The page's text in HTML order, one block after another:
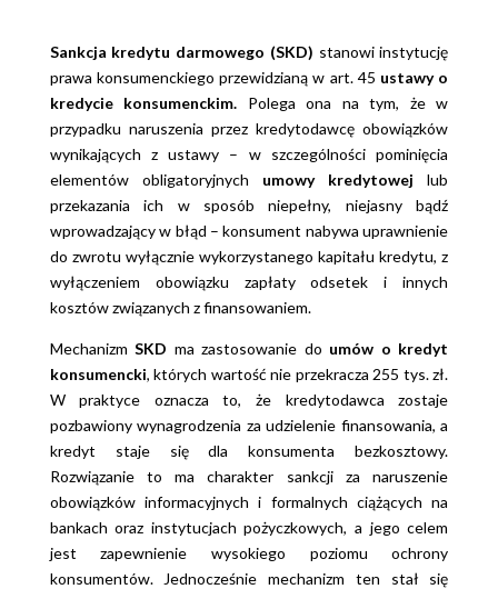
Sankcja kredytu darmowego (SKD) stanowi instytucję
prawa konsumenckiego przewidzianą w art. 45 ustawy o
kredycie konsumenckim. Polega ona na tym, że w
przypadku naruszenia przez kredytodawcę obowiązków
wynikających z ustawy – w szczególności pominięcia
elementów obligatoryjnych umowy kredytowejlub
przekazania ich w sposób niepełny, niejasny bądź
wprowadzający w błąd – konsument nabywa uprawnienie
do zwrotu wyłącznie wykorzystanego kapitału kredytu, z
wyłączeniem obowiązku zapłaty odsetek i innych
kosztów związanych z finansowaniem.
MechanizmSKD ma zastosowanie do umów o kredyt
konsumencki, których wartość nie przekracza 255 tys. zł.
W praktyce oznacza to, że kredytodawca zostaje
pozbawiony wynagrodzenia za udzielenie finansowania, a
kredyt staje się dla konsumenta bezkosztowy.
Rozwiązanie to ma charakter sankcji za naruszenie
obowiązków informacyjnych i formalnych ciążących na
bankach oraz instytucjach pożyczkowych, a jego celem
jest zapewnienie wysokiego poziomu ochrony
konsumentów. Jednocześnie mechanizm ten stał się